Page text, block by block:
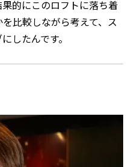
的にこのロフトに落ち着
比較しながら考えて、ス
したんです。